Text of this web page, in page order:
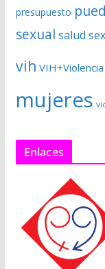
presupuesto
sexual salud
vih VIH+Violencia
mujeres
Enlaces